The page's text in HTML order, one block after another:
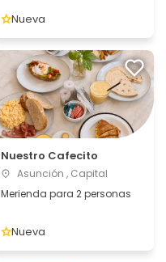
Nueva
Nuestro Cafecito
Asunción , Capital
Merienda para 2 personas
Nueva